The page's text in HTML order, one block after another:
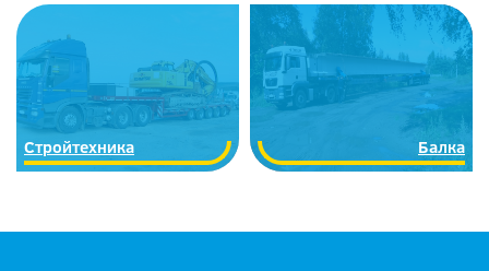
Стройтехника Балка